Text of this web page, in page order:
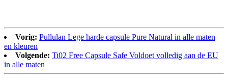
Vorig: Pullulan Lege harde capsule Pure Natural in alle maten
en kleuren
Volgende: Ti02 Free Capsule Safe Voldoet volledig aan de EU
in alle maten